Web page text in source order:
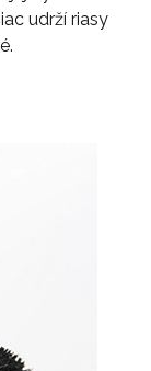
udrží riasy